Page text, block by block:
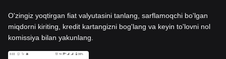
O'zingiz yoqtirgan fiat valyutasini tanlang, sarflamoqchi bo'lgan
miqdorni kiriting, kredit kartangizni bog'lang va keyin to'lovni nol
komissiya bilan yakunlang.